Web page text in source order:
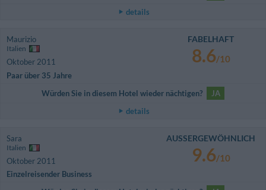
details
Maurizio
Italien
Oktober 2011
Paar über 35 Jahre
FABELHAFT
8.6/10
Würden Sie in diesem Hotel wieder nächtigen?
JA
details
Sara
Italien
Oktober 2011
Einzelreisender Business
AUSSERGEWÖHNLICH
9.6/10